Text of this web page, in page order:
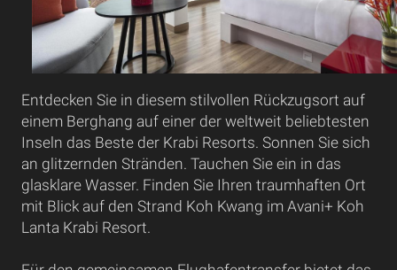
Entdecken Sie in diesem stilvollen Rückzugsort auf
einem Berghang auf einer der weltweit beliebtesten
Inseln das Beste der Krabi Resorts. Sonnen Sie sich
an glitzernden Stränden. Tauchen Sie ein in das
glasklare Wasser. Finden Sie Ihren traumhaften Ort
mit Blick auf den Strand Koh Kwang im Avani+ Koh
Lanta Krabi Resort.